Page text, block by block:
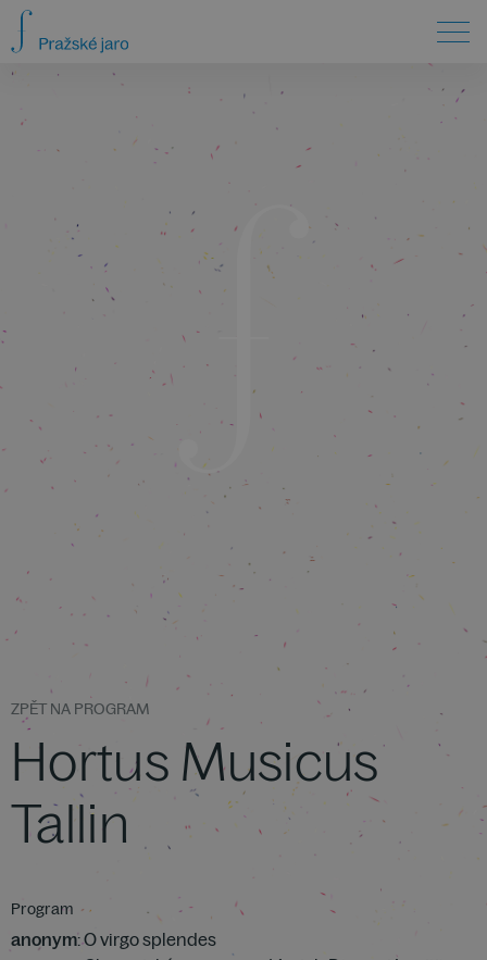
ZPĚT NA PROGRAM
Hortus Musicus
Tallin
Program
anonym: O virgo splendes